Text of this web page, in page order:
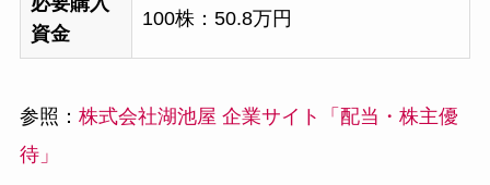
資金
100株：50.8万円
参照： 株式会社湖池屋 企業サイト「配当・株主優
待」